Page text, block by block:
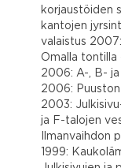
korjaustöiden
kantojen
valaistus
Omalla tontilla
2006: A-, B-
2006:
2003:
ja F-talojen
Ilmanvaihdon
1999: